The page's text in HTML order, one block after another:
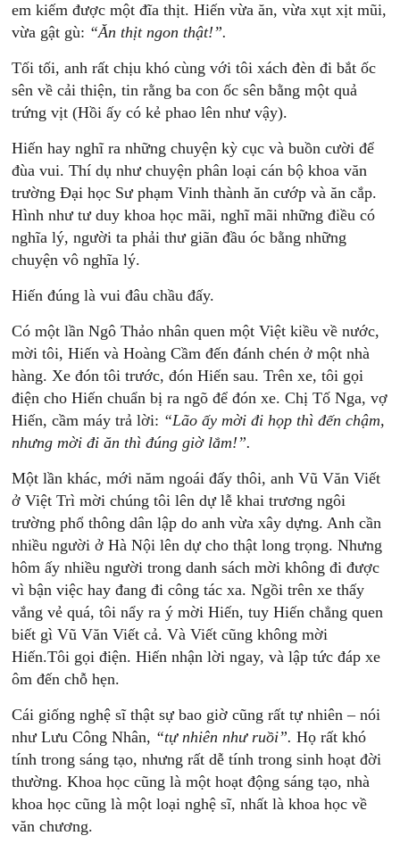
em kiếm được một đĩa thịt. Hiến vừa ăn, vừa xụt xịt mũi,
vừa gật gù: “Ăn thịt ngon thật!”.
Tối tối, anh rất chịu khó cùng với tôi xách đèn đi bắt ốc
sên về cải thiện, tin rằng ba con ốc sên bằng một quả
trứng vịt (Hồi ấy có kẻ phao lên như vậy).
Hiến hay nghĩ ra những chuyện kỳ cục và buồn cười để
đùa vui. Thí dụ như chuyện phân loại cán bộ khoa văn
trường Đại học Sư phạm Vinh thành ăn cướp và ăn cắp.
Hình như tư duy khoa học mãi, nghĩ mãi những điều có
nghĩa lý, người ta phải thư giãn đầu óc bằng những
chuyện vô nghĩa lý.
Hiến đúng là vui đâu chầu đấy.
Có một lần Ngô Thảo nhân quen một Việt kiều về nước,
mời tôi, Hiến và Hoàng Cầm đến đánh chén ở một nhà
hàng. Xe đón tôi trước, đón Hiến sau. Trên xe, tôi gọi
điện cho Hiến chuẩn bị ra ngõ để đón xe. Chị Tố Nga, vợ
Hiến, cầm máy trả lời: “Lão ấy mời đi họp thì đến chậm,
nhưng mời đi ăn thì đúng giờ lắm!”.
Một lần khác, mới năm ngoái đấy thôi, anh Vũ Văn Viết
ở Việt Trì mời chúng tôi lên dự lễ khai trương ngôi
trường phổ thông dân lập do anh vừa xây dựng. Anh cần
nhiều người ở Hà Nội lên dự cho thật long trọng. Nhưng
hôm ấy nhiều người trong danh sách mời không đi được
vì bận việc hay đang đi công tác xa. Ngồi trên xe thấy
vắng vẻ quá, tôi nẩy ra ý mời Hiến, tuy Hiến chẳng quen
biết gì Vũ Văn Viết cả. Và Viết cũng không mời
Hiến.Tôi gọi điện. Hiến nhận lời ngay, và lập tức đáp xe
ôm đến chỗ hẹn.
Cái giống nghệ sĩ thật sự bao giờ cũng rất tự nhiên – nói
như Lưu Công Nhân, “tự nhiên như ruồi”. Họ rất khó
tính trong sáng tạo, nhưng rất dễ tính trong sinh hoạt đời
thường. Khoa học cũng là một hoạt động sáng tạo, nhà
khoa học cũng là một loại nghệ sĩ, nhất là khoa học về
văn chương.